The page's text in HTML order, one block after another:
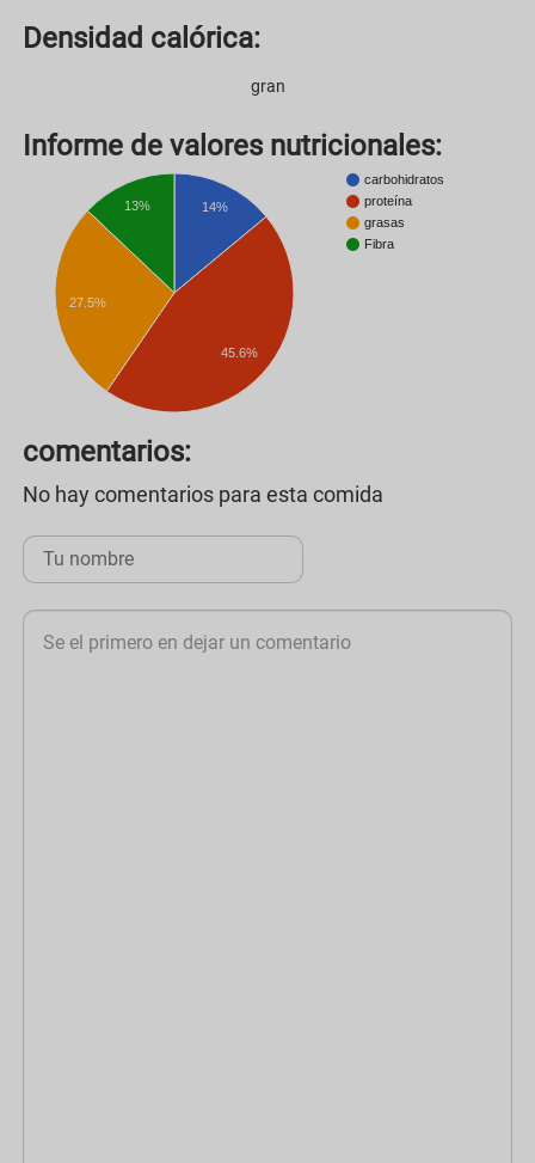
Densidad calórica:
gran
Informe de valores nutricionales:
carbohidratos
proteína
grasas
Fibra
14%
13%
27.5%
45.6%
comentarios:
No hay comentarios para esta comida